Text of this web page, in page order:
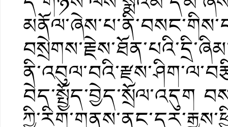
བེད་སྤྱོད་བྱེད་སྲོལ་འདུག